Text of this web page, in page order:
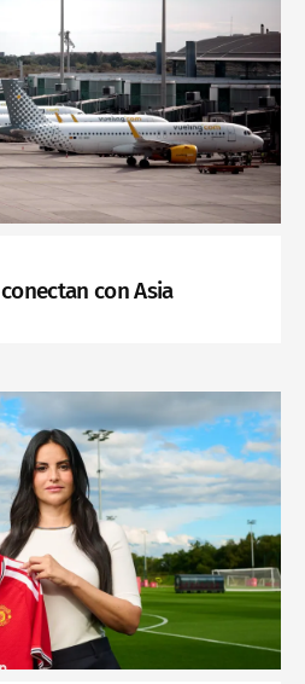
con Asia